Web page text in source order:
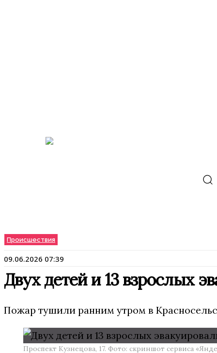
Происшествия
09.06.2026 07:39
Двух детей и 13 взрослых
Пожар тушили ранним утром в
Проспект Кузнецова, 17. Фото: скриншот сервиса